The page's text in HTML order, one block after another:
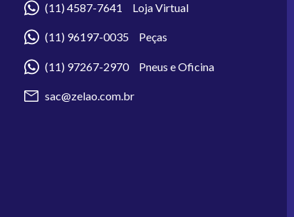
(11) 4587-7641 Loja Virtual
(11) 96197-0035 Peças
(11) 97267-2970 Pneus e Oficina
sac@zelao.com.br